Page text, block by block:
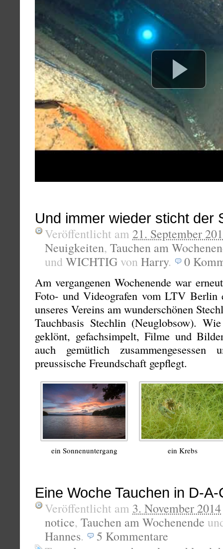
Und immer wieder sticht der
Veröffentlicht am 21. September
Neuigkeiten, Tauchen am
und WICHTIG von Harry. 0
Am vergangenen Wochenende war
Foto- und Videografen vom LTV Berlin
unseres Vereins am wunderschönen
Tauchbasis Stechlin (Neuglobsow).
geklönt, gefachsimpelt, Filme und
auch gemütlich
preussische Freundschaft gepflegt.
ein Sonnenuntergang ein Krebs
Eine Woche Tauchen in D-A-
Veröffentlicht am 3. November 2014
notice, Tauchen am Wochenende
Hannes. 5 Kommentare